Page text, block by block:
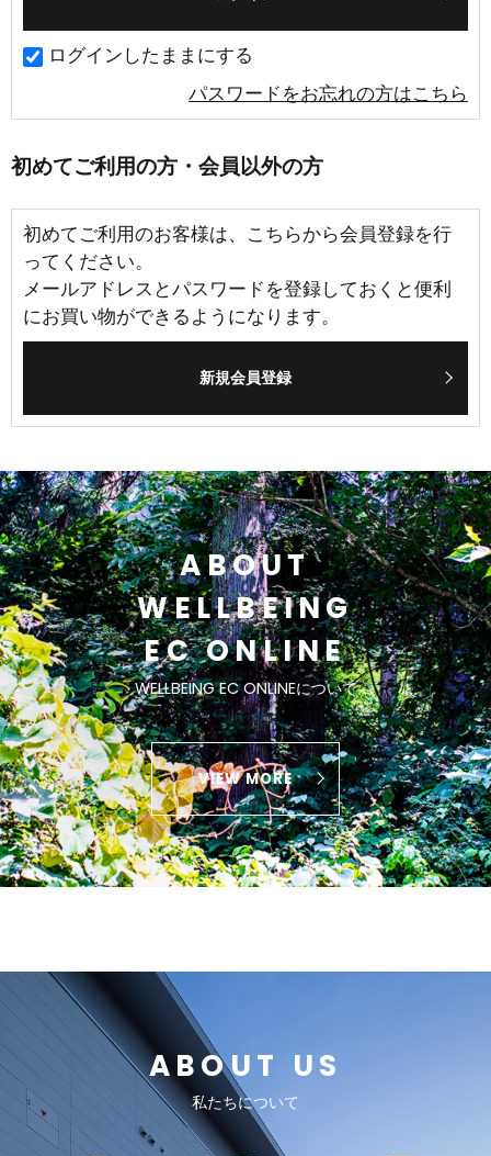
ログインしたままにする
パスワードをお忘れの方はこちら
初めてご利用の方・会員以外の方
初めてご利用のお客様は、こちらから会員登録を行
ってください。
メールアドレスとパスワードを登録しておくと便利
にお買い物ができるようになります。
ABOUT
WELLBEING
EC ONLINE
WELLBEING EC ONLINEについて
VIEW MORE
ABOUT US
私たちについて